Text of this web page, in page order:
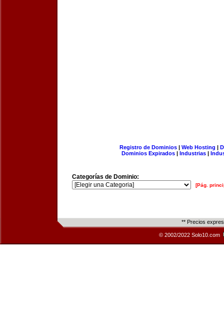
Registro de Dominios| Web Hosting |
Dominios Expirados | Industrias |
Categorías de Dominio:
[Pág.
** Precios
© 2002/2022 Solo10.com